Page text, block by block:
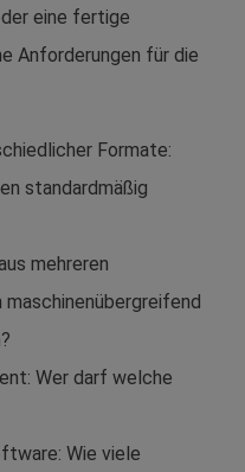
eine fertige
Anforderungen für die
Formate:
standardmäßig
mehreren
maschinenübergreifend
Wer darf welche
Wie viele